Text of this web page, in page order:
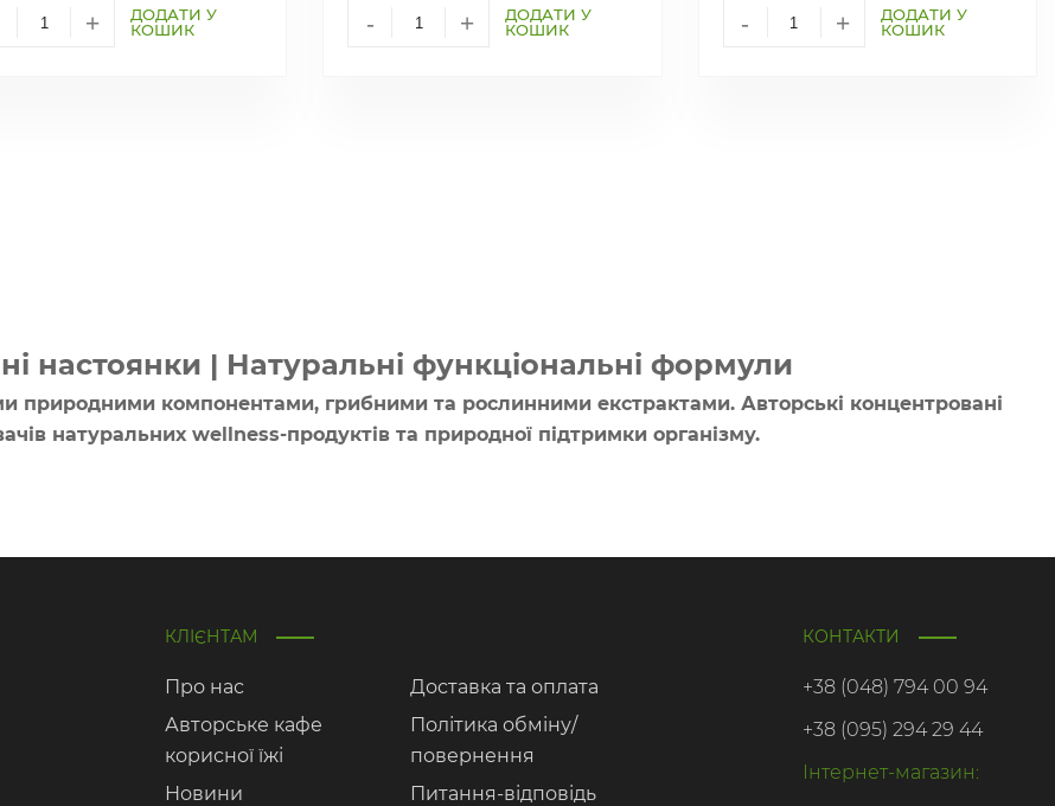
+
ДОДАТИ У
КОШИК
- +
ДОДАТИ У
КОШИК
- +
ДОДАТИ У
КОШИК
настоянки | Натуральні функціональні формули
природними компонентами, грибними та рослинними екстрактами. Авторські концентровані
натуральних wellness-продуктів та природної підтримки організму.
КЛІЄНТАМ
Про нас
Авторське кафе
корисної їжі
Новини
Доставка та оплата
Політика обміну/
повернення
Питання-відповідь
КОНТАКТИ
+38 (048) 794 00 94
+38 (095) 294 29 44
Інтернет-магазин: